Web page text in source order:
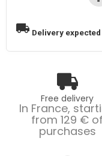
local_shipping Delivery
Free delivery
In France,
from 129 € of
purchases